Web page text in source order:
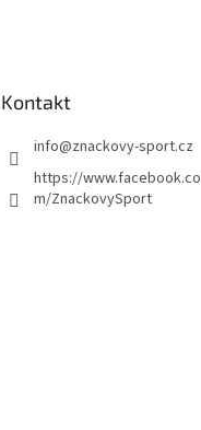
Kontakt
info@znackovy-sport.cz
https://www.facebook.co
m/ZnackovySport